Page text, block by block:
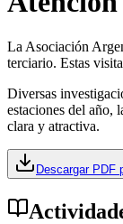
La Asociación
terciario. Estas
Diversas
estaciones del año,
clara y atractiva.
Descargar PDF